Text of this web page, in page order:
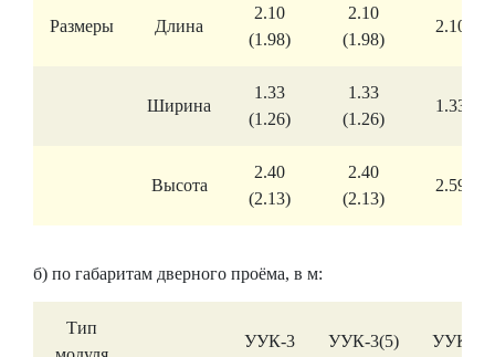
Размеры Длина
2.10
(1.98)
2.10
(1.98)
2.10
Ширина
1.33
(1.26)
1.33
(1.26)
1.33
Высота
2.40
(2.13)
2.40
(2.13)
2.59
б) по габаритам дверного проёма, в м:
Тип
УУК-3 УУК-3(5) УУКП-